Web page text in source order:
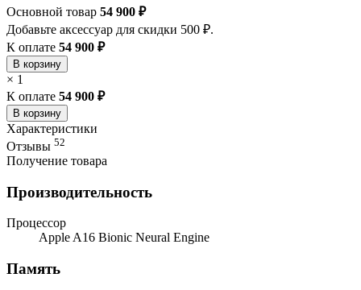
Основной товар 54 900 ₽
Добавьте аксессуар для скидки 500 ₽.
К оплате 54 900 ₽
В корзину
× 1
К оплате 54 900 ₽
В корзину
Характеристики
Отзывы 52
Получение товара
Производительность
Процессор
Apple A16 Bionic Neural Engine
Память